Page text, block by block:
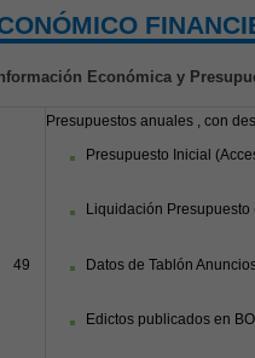
Económica y
49
Presupuestos anuales , con
Presupuesto Inicial
Liquidación
Datos de Tablón
Edictos publicados en